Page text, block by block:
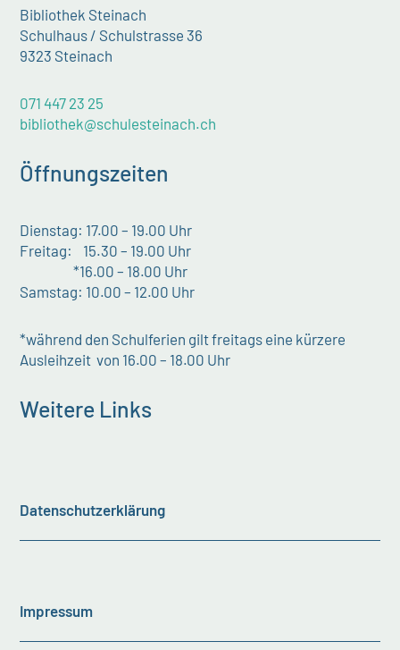
Bibliothek Steinach
Schulhaus / Schulstrasse 36
9323 Steinach
071 447 23 25
bibliothek@schulesteinach.ch
Öffnungszeiten
Dienstag: 17.00 – 19.00 Uhr
Freitag: 15.30 – 19.00 Uhr
*16.00 – 18.00 Uhr
Samstag: 10.00 – 12.00 Uhr
*während den Schulferien gilt freitags eine kürzere
Ausleihzeit von 16.00 – 18.00 Uhr
Weitere Links
Datenschutzerklärung
Impressum